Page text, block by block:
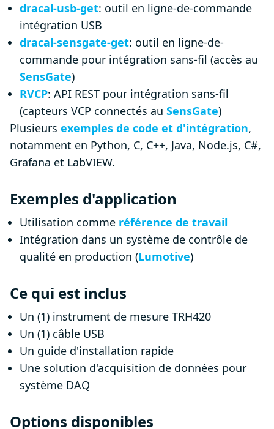
dracal-usb-get: outil en ligne-de-commande
intégration USB
dracal-sensgate-get: outil en ligne-de-
commande pour intégration sans-fil (accès au
SensGate)
RVCP: API REST pour intégration sans-fil
(capteurs VCP connectés au SensGate)
Plusieurs exemples de code et d'intégration,
notamment en Python, C, C++, Java, Node.js, C#,
Grafana et LabVIEW.
Exemples d'application
Utilisation comme référence de travail
Intégration dans un système de contrôle de
qualité en production (Lumotive)
Ce qui est inclus
Un (1) instrument de mesure TRH420
Un (1) câble USB
Un guide d'installation rapide
Une solution d'acquisition de données pour
système DAQ
Options disponibles